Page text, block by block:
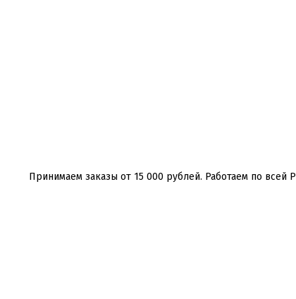
Принимаем заказы от 15 000 рублей. Работаем по всей